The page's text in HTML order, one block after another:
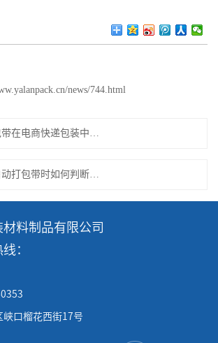
news/744.html
环保打包带在电商快递包装中的应用优势
选购半自动打包带时如何判断其抗老化性能
料制品有限公司
：
口榴花西街17号